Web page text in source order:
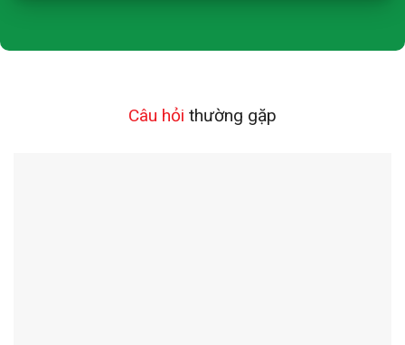
Câu hỏi thường gặp